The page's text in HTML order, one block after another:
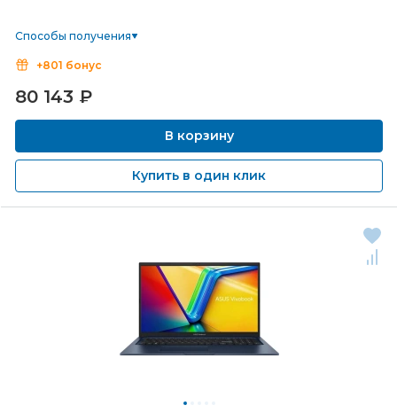
Способы получения
+801 бонус
80 143 ₽
В корзину
Купить в один клик